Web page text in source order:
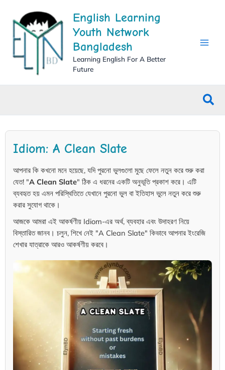
content
English Learning
Youth Network
Bangladesh
Learning English For A Better
Future
Idiom: A Clean Slate
আপনার কি কখনো মনে হয়েছে, যদি পুরনো ভুলগুলো মুছে ফেলে নতুন করে শুরু করা
যেত! "A Clean Slate" ঠিক এ ধরনের একটি অনুভূতি প্রকাশ করে। এটি
ব্যবহৃত হয় এমন পরিস্থিতিতে যেখানে পুরনো ভুল বা ইতিহাস ভুলে নতুন করে শুরু
করার সুযোগ থাকে।
আজকে আমরা এই আকর্ষণীয় Idiom-এর অর্থ, ব্যবহার এবং উদাহরণ নিয়ে
বিস্তারিত জানব। চলুন, শিখে নেই "A Clean Slate" কিভাবে আপনার ইংরেজি
শেখার যাত্রাকে আরও আকর্ষণীয় করবে।